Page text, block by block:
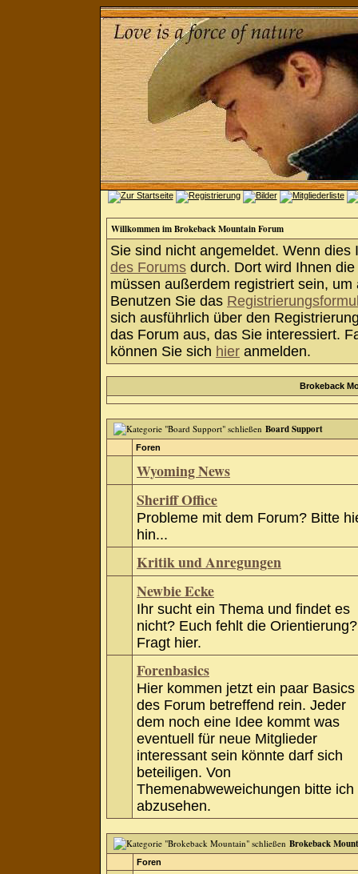
Willkommen im Brokeback Mountain Forum
Sie sind nicht angemeldet. Wenn
des Forums durch. Dort wird Ihnen
müssen außerdem registriert sein,
Benutzen Sie das
sich ausführlich über den
das Forum aus, das Sie interessiert.
können Sie sich hier anmelden.
Brokeback
Board Support
Foren
Wyoming News
Sheriff Office
Probleme mit dem Forum? Bitte
hin...
Kritik und Anregungen
Newbie Ecke
Ihr sucht ein Thema und findet es
nicht? Euch fehlt die Orientierung?
Fragt hier.
Forenbasics
Hier kommen jetzt ein paar Basics
des Forum betreffend rein. Jeder
dem noch eine Idee kommt was
eventuell für neue Mitglieder
interessant sein könnte darf sich
beteiligen. Von
Themenabweweichungen bitte ich
abzusehen.
Brokeback
Foren